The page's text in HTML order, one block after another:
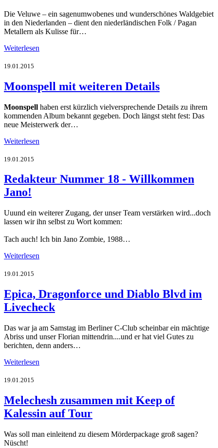
Die Veluwe – ein sagenumwobenes und wunderschönes Waldgebiet
in den Niederlanden – dient den niederländischen Folk / Pagan
Metallern als Kulisse für…
Weiterlesen
19.01.2015
Moonspell mit weiteren Details
Moonspell haben erst kürzlich vielversprechende Details zu ihrem
kommenden Album bekannt gegeben. Doch längst steht fest: Das
neue Meisterwerk der…
Weiterlesen
19.01.2015
Redakteur Nummer 18 - Willkommen
Jano!
Uuund ein weiterer Zugang, der unser Team verstärken wird...doch
lassen wir ihn selbst zu Wort kommen:
Tach auch! Ich bin Jano Zombie, 1988…
Weiterlesen
19.01.2015
Epica, Dragonforce und Diablo Blvd im
Livecheck
Das war ja am Samstag im Berliner C-Club scheinbar ein mächtige
Abriss und unser Florian mittendrin....und er hat viel Gutes zu
berichten, denn anders…
Weiterlesen
19.01.2015
Melechesh zusammen mit Keep of
Kalessin auf Tour
Was soll man einleitend zu diesem Mörderpackage groß sagen?
Nüscht!